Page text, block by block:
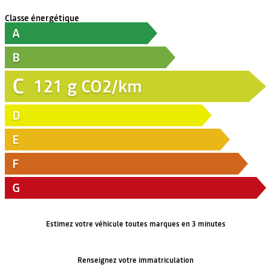
Classe énergétique
A
B
C 121 g CO2/km
D
E
F
G
Estimez votre véhicule toutes marques en 3 minutes
Renseignez votre immatriculation